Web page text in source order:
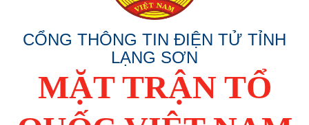
CỔNG THÔNG TIN ĐIỆN TỬ TỈNH
LẠNG SƠN
MẶT TRẬN TỔ